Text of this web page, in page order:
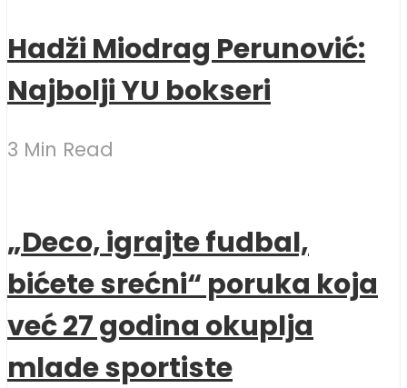
Hadži Miodrag Perunović:
Najbolji YU bokseri
3 Min Read
„Deco, igrajte fudbal,
bićete srećni“ poruka koja
već 27 godina okuplja
mlade sportiste